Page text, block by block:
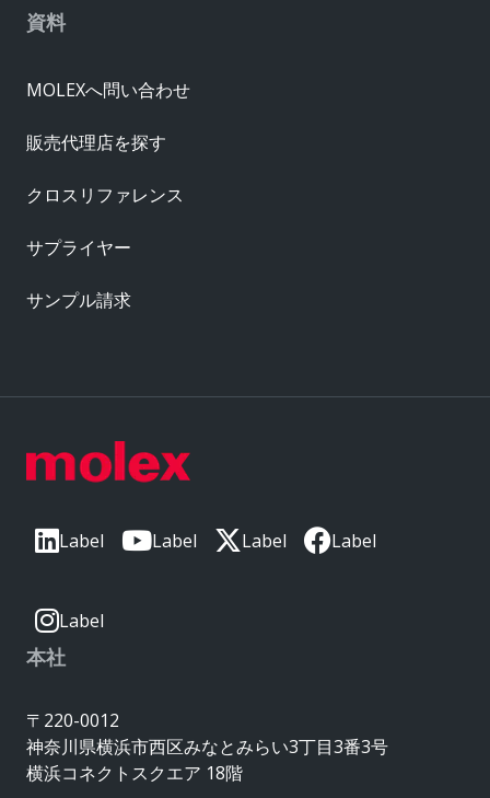
Label Label Label Label
Label
本社
〒220-0012
神奈川県横浜市西区みなとみらい3丁目3番3号
横浜コネクトスクエア 18階
資料
MOLEXへ問い合わせ
販売代理店を探す
クロスリファレンス
サプライヤー
サンプル請求